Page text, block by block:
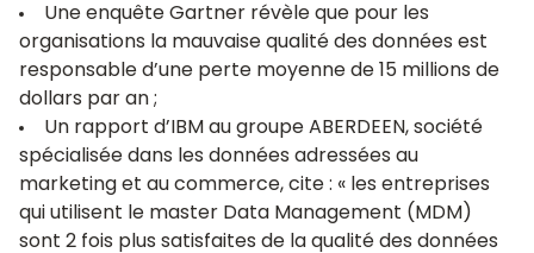
Une enquête Gartner révèle que pour les
organisations la mauvaise qualité des données est
responsable d’une perte moyenne de 15 millions de
dollars par an ;
Un rapport d’IBM au groupe ABERDEEN, société
spécialisée dans les données adressées au
marketing et au commerce, cite : « les entreprises
qui utilisent le master Data Management (MDM)
sont 2 fois plus satisfaites de la qualité des données